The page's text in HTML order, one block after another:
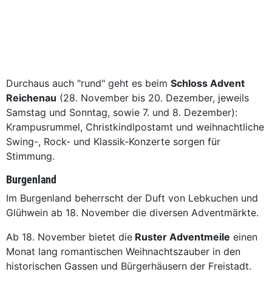
Durchaus auch "rund" geht es beim Schloss Advent
Reichenau (28. November bis 20. Dezember, jeweils
Samstag und Sonntag, sowie 7. und 8. Dezember):
Krampusrummel, Christkindlpostamt und weihnachtliche
Swing-, Rock- und Klassik-Konzerte sorgen für
Stimmung.
Burgenland
Im Burgenland beherrscht der Duft von Lebkuchen und
Glühwein ab 18. November die diversen Adventmärkte.
Ab 18. November bietet die Ruster Adventmeile einen
Monat lang romantischen Weihnachtszauber in den
historischen Gassen und Bürgerhäusern der Freistadt.